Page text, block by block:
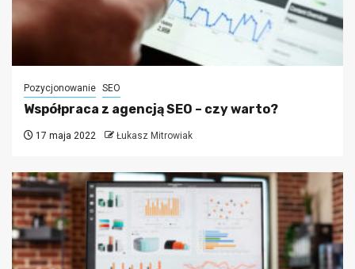
Pozycjonowanie SEO
Współpraca z agencją SEO – czy warto?
17 maja 2022 Łukasz Mitrowiak